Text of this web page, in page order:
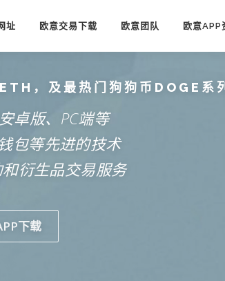
址 欧意交易下载 欧意团队 欧意APP
，及最热门狗狗币DOGE系
卓版、PC端等
包等先进的技术
衍生品交易服务
下载